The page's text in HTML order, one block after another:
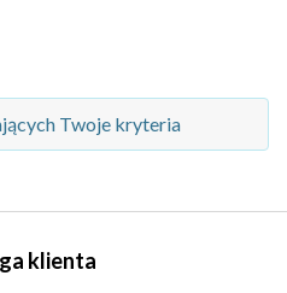
Twoje kryteria
klienta